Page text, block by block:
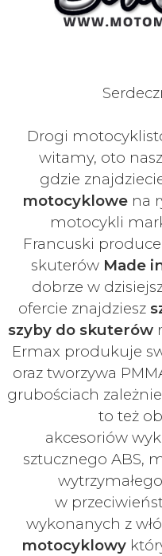
Drogi
witamy, oto nasz
gdzie
motocyklowena
motocykli
Francuski
skuterów Made
dobrze w
ofercie znajdziesz
szyby do skuterów
Ermax produkuje
oraz tworzywa
grubościach
to też
akcesoriów
sztucznego ABS,
w
wykonanych z
motocyklowy